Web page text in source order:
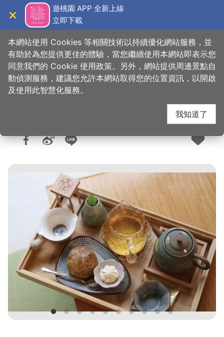
主
遊桃園 APP 全新上線
立即下載
首頁 > 想去的地方 > 美食、購物 > 美食快搜
葉家千金YEH JI TEA
人氣：3259
本網站使用 Cookies 等相關技術以持續優化網站服務，並
有助於為您提供更佳的體驗，當您繼續使用本網站即表示您
同意我們的 Cookie 使用政策。另外，網站提供周邊景點自
動偵測服務，建議您允許本網站取得您的位置資訊，以開啟
及使用此智慧化服務。
我知道了